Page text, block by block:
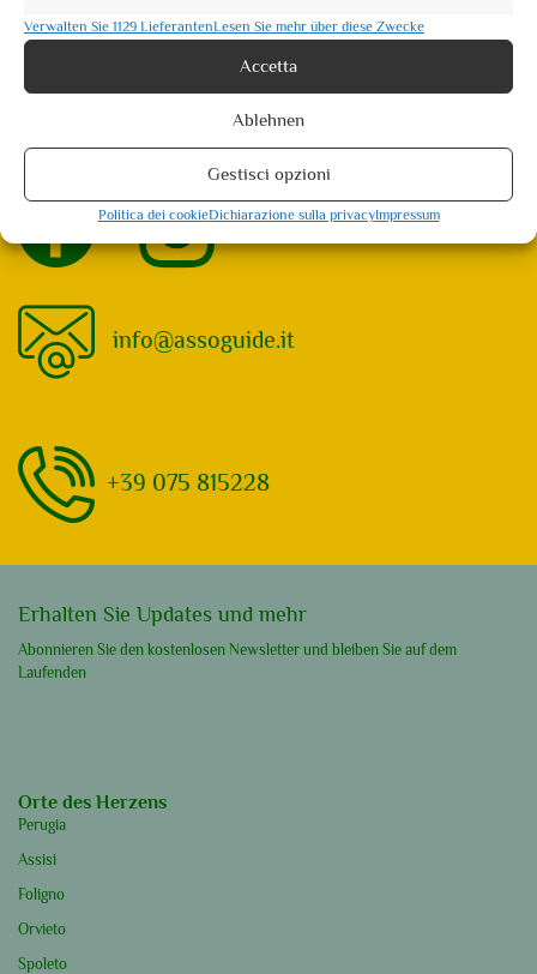
Verwalten Sie 1129 LieferantenLesen Sie mehr über diese Zwecke
Accetta
Ablehnen
Gestisci opzioni
Politica dei cookieDichiarazione sulla privacyImpressum
€10,00
info@assoguide.it
+39 075 815228
Erhalten Sie Updates und mehr
Abonnieren Sie den kostenlosen Newsletter und bleiben Sie auf dem
Laufenden
Orte des Herzens
Perugia
Assisi
Foligno
Orvieto
Spoleto